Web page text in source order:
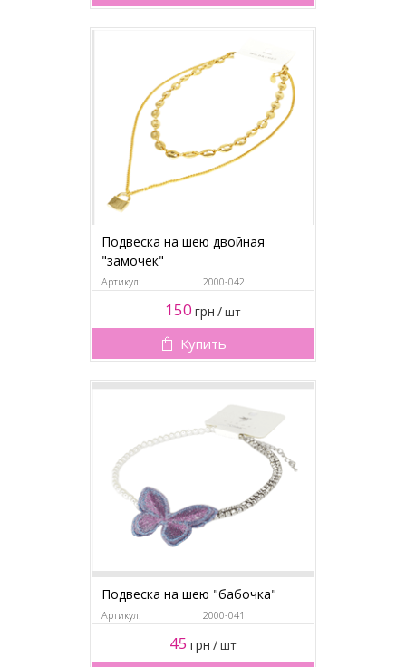
Подвеска на шею двойная
"замочек"
Артикул: 2000-042
150 грн /шт
Купить
Подвеска на шею "бабочка"
Артикул: 2000-041
45 грн /шт